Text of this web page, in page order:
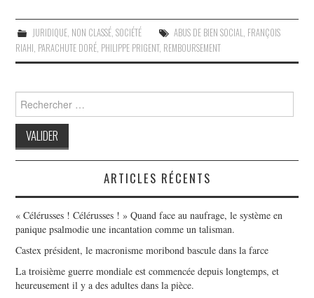
JURIDIQUE, NON CLASSÉ, SOCIÉTÉ ABUS DE BIEN SOCIAL, FRANÇOIS
RIAHI, PARACHUTE DORÉ, PHILIPPE PRIGENT, REMBOURSEMENT
Search
for:
ARTICLES RÉCENTS
« Célérusses ! Célérusses ! » Quand face au naufrage, le système en
panique psalmodie une incantation comme un talisman.
Castex président, le macronisme moribond bascule dans la farce
La troisième guerre mondiale est commencée depuis longtemps, et
heureusement il y a des adultes dans la pièce.